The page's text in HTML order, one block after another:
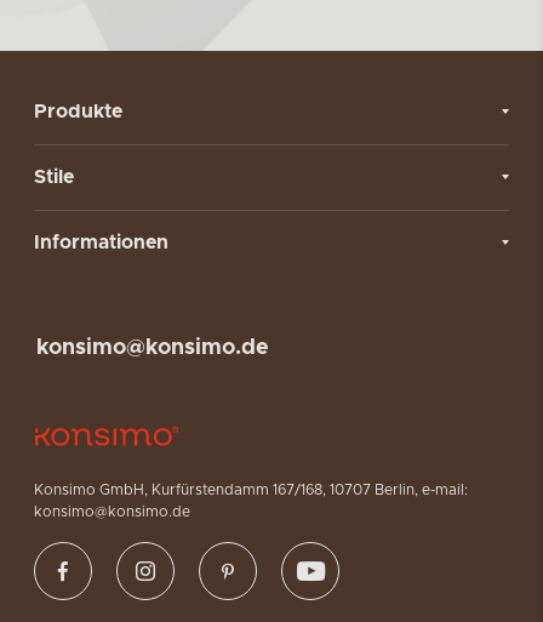
Produkte
Stile
Informationen
Konsimo GmbH, Kurfürstendamm 167/168, 10707 Berlin, e-mail:
konsimo@konsimo.de
konsimo@konsimo.de